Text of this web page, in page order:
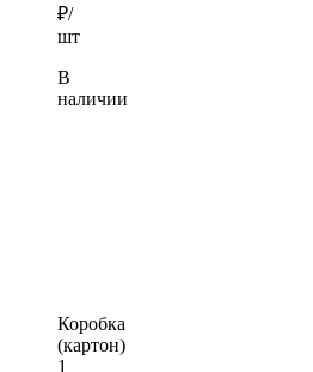
₽/
шт
В
наличии
Коробка
(картон)
1